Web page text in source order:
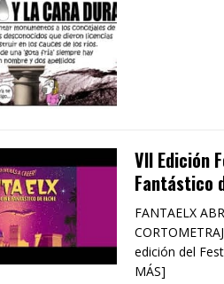
VII Edición
Fantástico
FANTAELX
edición del
MÁS]